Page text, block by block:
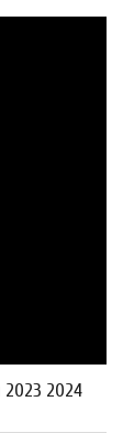
2024